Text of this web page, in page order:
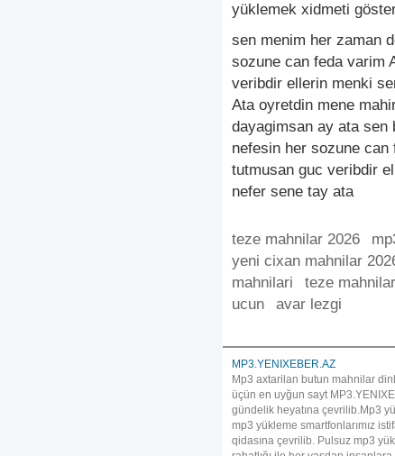
yüklemek xidmeti
sen menim her zaman
sozune can feda varim
veribdir ellerin menki
Ata oyretdin mene
dayagimsan ay ata
nefesin her sozune
tutmusan guc veribdir
nefer sene tay ata
teze mahnilar 2026
yeni cixan mahnilar
mahnilari
teze mahnilar
ucun
avar lezgi
MP3.YENIXEBER.AZ
Mp3 axtarilan butun mahnilar
üçün en uyğun sayt
gündelik heyatına çevrilib.Mp3
mp3 yükleme smartfonlarımız
qidasına çevrilib. Pulsuz mp3